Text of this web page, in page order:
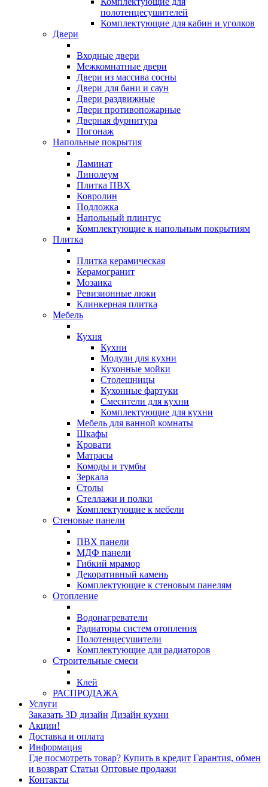
полотенцесушителей
Комплектующие для кабин и уголков
Двери
Входные двери
Межкомнатные двери
Двери из массива сосны
Двери для бани и саун
Двери раздвижные
Двери противопожарные
Дверная фурнитура
Погонаж
Напольные покрытия
Ламинат
Линолеум
Плитка ПВХ
Ковролин
Подложка
Напольный плинтус
Комплектующие к напольным покрытиям
Плитка
Плитка керамическая
Керамогранит
Мозаика
Ревизионные люки
Клинкерная плитка
Мебель
Кухня
Кухни
Модули для кухни
Кухонные мойки
Столешницы
Кухонные фартуки
Смесители для кухни
Комплектующие для кухни
Мебель для ванной комнаты
Шкафы
Кровати
Матрасы
Комоды и тумбы
Зеркала
Столы
Стеллажи и полки
Комплектующие к мебели
Стеновые панели
ПВХ панели
МДФ панели
Гибкий мрамор
Декоративный камень
Комплектующие к стеновым панелям
Отопление
Водонагреватели
Радиаторы систем отопления
Полотенцесушители
Комплектующие для радиаторов
Строительные смеси
Клей
РАСПРОДАЖА
Услуги
Заказать 3D дизайн Дизайн кухни
Акции!
Доставка и оплата
Информация
Где посмотреть товар? Купить в кредит Гарантия, обмен
и возврат Статьи Оптовые продажи
Контакты